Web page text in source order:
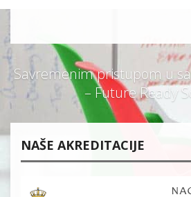
Savremenim pristupom u
– Future Ready
NAŠE AKREDITACIJE